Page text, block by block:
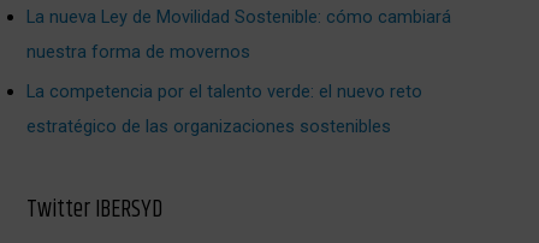
La nueva Ley de Movilidad Sostenible: cómo cambiará
nuestra forma de movernos
La competencia por el talento verde: el nuevo reto
estratégico de las organizaciones sostenibles
Twitter IBERSYD